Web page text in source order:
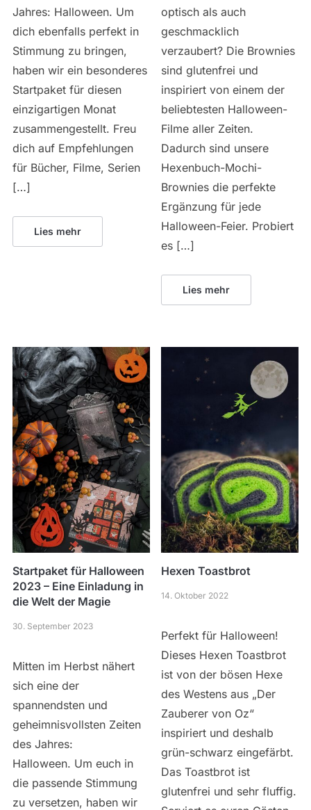
Jahres: Halloween. Um
dich ebenfalls perfekt in
Stimmung zu bringen,
haben wir ein besonderes
Startpaket für diesen
einzigartigen Monat
zusammengestellt. Freu
dich auf Empfehlungen
für Bücher, Filme, Serien
[…]
Lies mehr
optisch als auch
geschmacklich
verzaubert? Die Brownies
sind glutenfrei und
inspiriert von einem der
beliebtesten Halloween-
Filme aller Zeiten.
Dadurch sind unsere
Hexenbuch-Mochi-
Brownies die perfekte
Ergänzung für jede
Halloween-Feier. Probiert
es […]
Lies mehr
Startpaket für Halloween
2023 – Eine Einladung in
die Welt der Magie
30. September 2023
Mitten im Herbst nähert
sich eine der
spannendsten und
geheimnisvollsten Zeiten
des Jahres:
Halloween. Um euch in
die passende Stimmung
zu versetzen, haben wir
Hexen Toastbrot
14. Oktober 2022
Perfekt für Halloween!
Dieses Hexen Toastbrot
ist von der bösen Hexe
des Westens aus „Der
Zauberer von Oz“
inspiriert und deshalb
grün-schwarz eingefärbt.
Das Toastbrot ist
glutenfrei und sehr fluffig.